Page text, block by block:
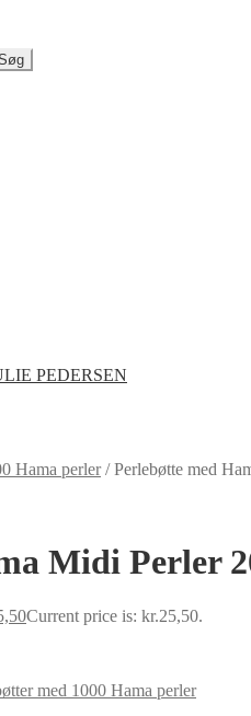
PEDERSEN
Hama perler/Perlebøtte med
Midi Perler
Current price is: kr.25,50.
med 1000 Hama perler